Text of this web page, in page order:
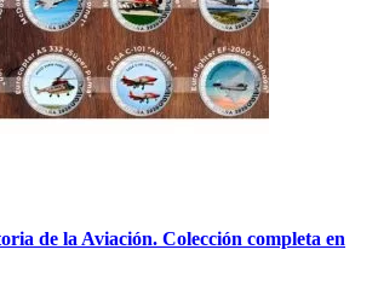
de la Aviación. Colección completa en